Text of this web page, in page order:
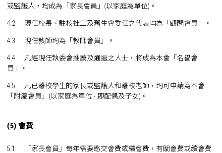
或監護人，均成為「家長會員」(以家庭為單位)。
4.2 現任校長、駐校社工及舊生會委任之代表均為「顧問會員」。
4.3 現任教師均為「教師會員」。
4.4 凡經現任執委會推薦及通過之人士，將成為本會「名譽會
員」。
4.5 凡已離校學生的家長或監護人和離校老師，均可申請為本會
「附屬會員」(以家庭為單位 - 即配偶及子女)。
(5) 會費
5.1 「家長會員」每年需要繳交會費或續會費，有關會費或續會費